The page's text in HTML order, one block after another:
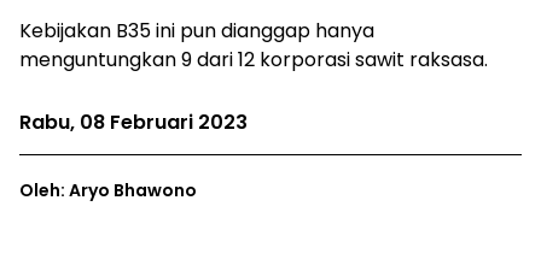
Kebijakan B35 ini pun dianggap hanya
menguntungkan 9 dari 12 korporasi sawit raksasa.
Rabu, 08 Februari 2023
Oleh: Aryo Bhawono